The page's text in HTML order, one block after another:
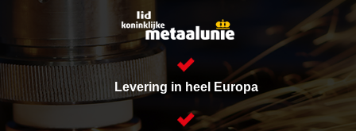
Levering in heel Europa